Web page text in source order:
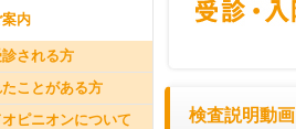
検査説明動画
内
される方
ことがある方
ピニオンについて